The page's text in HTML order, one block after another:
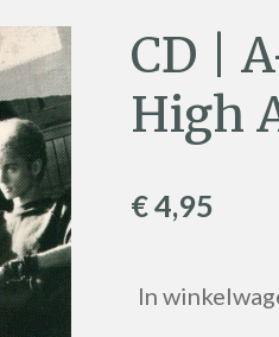
CD |
High
€ 4,95
In